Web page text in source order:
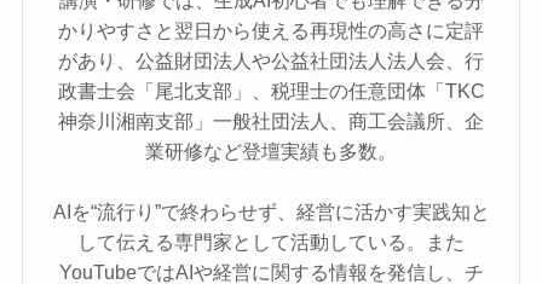
かりやすさと翌日から使える再現性の高さに定評
があり、公益財団法人や公益社団法人法人会、行
政書士会「尾北支部」、税理士の任意団体「TKC
神奈川湘南支部」一般社団法人、商工会議所、企
業研修など登壇実績も多数。
AIを“流行り”で終わらせず、経営に活かす実践知と
して伝える専門家として活動している。また
YouTubeではAIや経営に関する情報を発信し、チ